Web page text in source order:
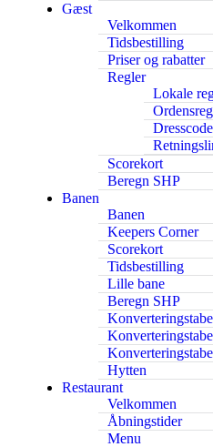
Gæst
Velkommen
Tidsbestilling
Priser og rabatter
Regler
Lokale
Dresscode
Scorekort
Beregn SHP
Banen
Banen
Keepers Corner
Scorekort
Tidsbestilling
Lille bane
Beregn SHP
Hytten
Restaurant
Velkommen
Åbningstider
Menu